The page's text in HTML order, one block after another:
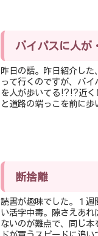
バイパスに人が
昨日の話。昨日紹介した
って行くのですが、バ
を人が歩いてる⁉︎⁉︎近く
と道路の端っこを前に
断捨離
読書が趣味でした。１
い活字中毒。隙さえあ
ないのが難点で、同じ